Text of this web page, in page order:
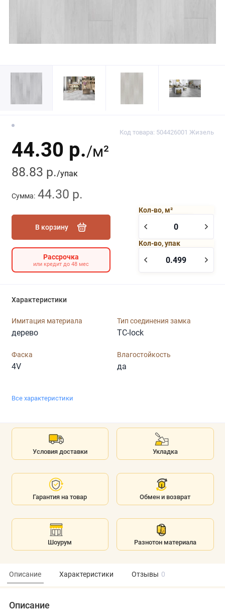
Код товара: 504426001 Жизель
44.30 р./м²
88.83 р./упак
Сумма: 44.30 р.
В корзину
Кол-во, м²
Кол-во, упак
Рассрочка
или кредит до 48 мес
Характеристики
Имитация материала
дерево
Тип соединения замка
TC-lock
Фаска
4V
Влагостойкость
да
Все характеристики
Условия доставки Укладка
Гарантия на товар Обмен и возврат
Шоурум Разнотон материала
Описание Характеристики Отзывы 0
Описание